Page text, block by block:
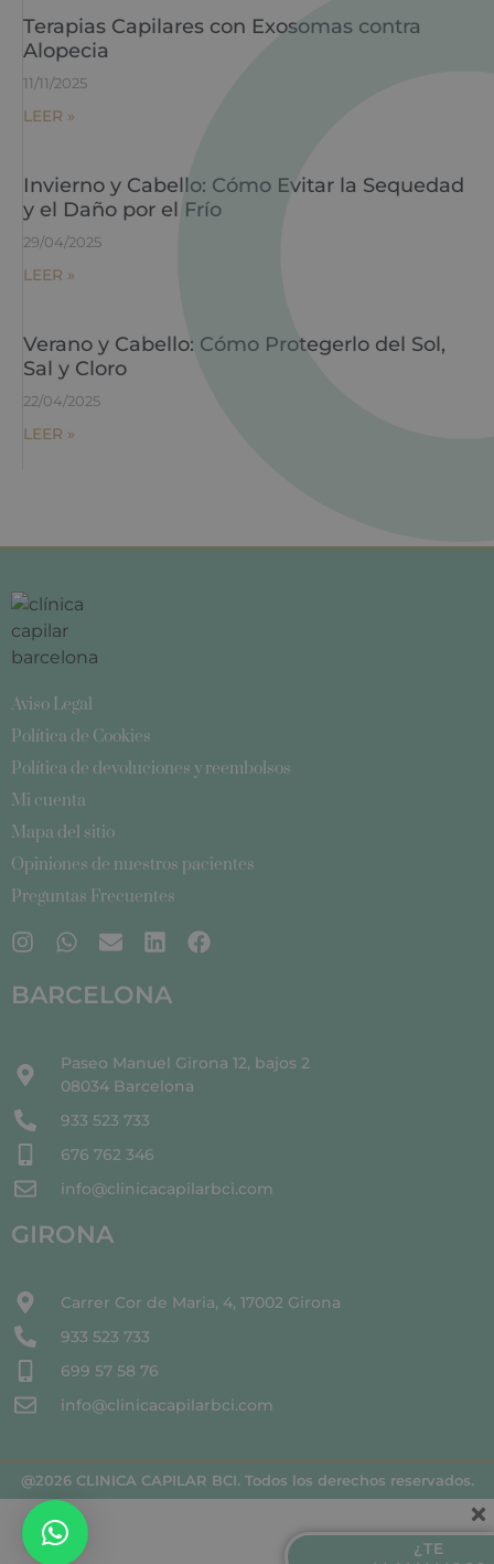
Terapias Capilares con Exosomas contra
Alopecia
11/11/2025
LEER »
Invierno y Cabello: Cómo Evitar la Sequedad
y el Daño por el Frío
29/04/2025
LEER »
Verano y Cabello: Cómo Protegerlo del Sol,
Sal y Cloro
22/04/2025
LEER »
Aviso Legal
Política de Cookies
Política de devoluciones y reembolsos
Mi cuenta
Mapa del sitio
Opiniones de nuestros pacientes
Preguntas Frecuentes
BARCELONA
Paseo Manuel Girona 12, bajos 2
08034 Barcelona
933 523 733
676 762 346
info@clinicacapilarbci.com
GIRONA
Carrer Cor de Maria, 4, 17002 Girona
933 523 733
699 57 58 76
info@clinicacapilarbci.com
@2026 CLINICA CAPILAR BCI. Todos los derechos reservados.
¿TE